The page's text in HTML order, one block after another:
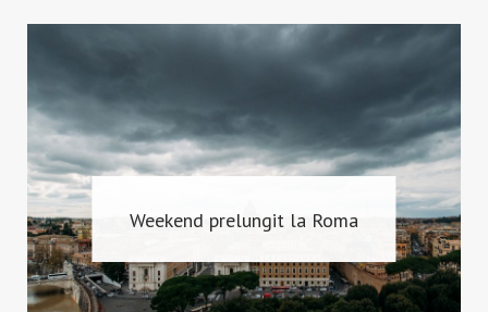
Weekend prelungit la Roma